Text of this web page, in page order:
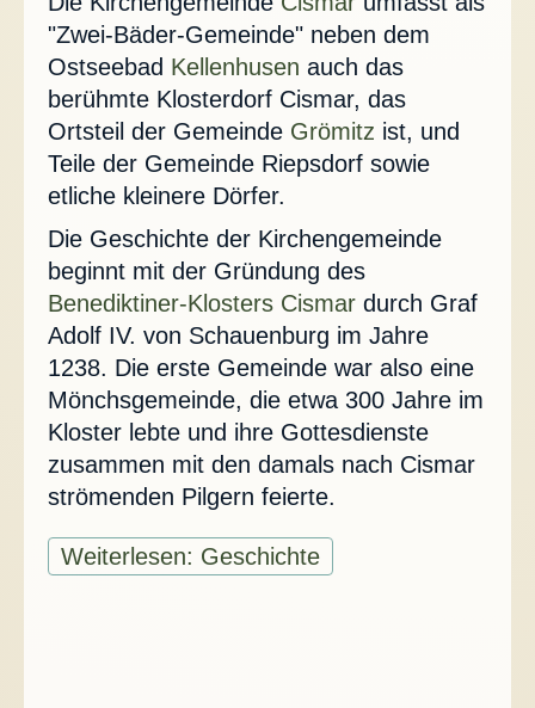
"Zwei-Bäder-Gemeinde" neben dem
Ostseebad Kellenhusen auch das
berühmte Klosterdorf Cismar, das
Ortsteil der Gemeinde Grömitz ist, und
Teile der Gemeinde Riepsdorf sowie
etliche kleinere Dörfer.
Die Geschichte der Kirchengemeinde
beginnt mit der Gründung des
Benediktiner-Klosters Cismar durch Graf
Adolf IV. von Schauenburg im Jahre
1238. Die erste Gemeinde war also eine
Mönchsgemeinde, die etwa 300 Jahre im
Kloster lebte und ihre Gottesdienste
zusammen mit den damals nach Cismar
strömenden Pilgern feierte.
Weiterlesen: Geschichte